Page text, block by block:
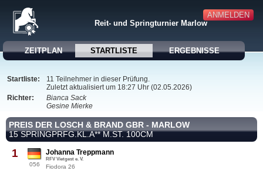
ANMELDEN
Reit- und Springturnier Marlow
ZEITPLAN STARTLISTE ERGEBNISSE
Startliste:
11 Teilnehmer in dieser Prüfung.
Zuletzt aktualisiert um 18:27 Uhr (02.05.2026)
Richter:
Bianca Sack
Gesine Mierke
PREIS DER LOSCH & BRAND GBR - MARLOW
15 SPRINGPRFG.KL.A** M.ST. 100CM
1
056
Johanna Treppmann
RFV Vietgest e. V.
Fiodora 26